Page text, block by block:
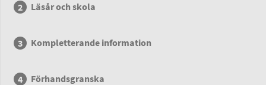
Läsår och skola
Kompletterande information
Förhandsgranska